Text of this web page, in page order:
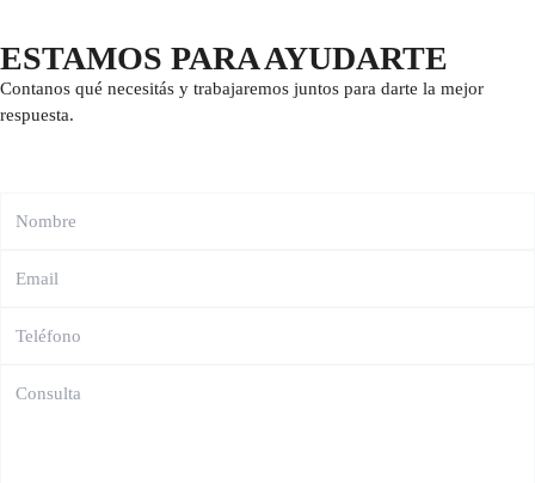
ESTAMOS PARA AYUDARTE
Contanos qué necesitás y trabajaremos juntos para darte la mejor
respuesta.